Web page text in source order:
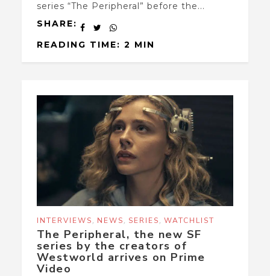
series “The Peripheral” before the...
SHARE:
READING TIME: 2 MIN
INTERVIEWS NEWS SERIES WATCHLIST
The Peripheral, the new SF
series by the creators of
Westworld arrives on Prime
Video